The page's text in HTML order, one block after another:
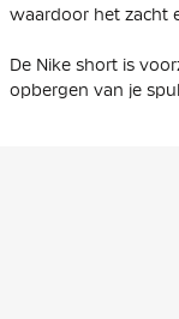
waardoor het zacht
De Nike short is
opbergen van je